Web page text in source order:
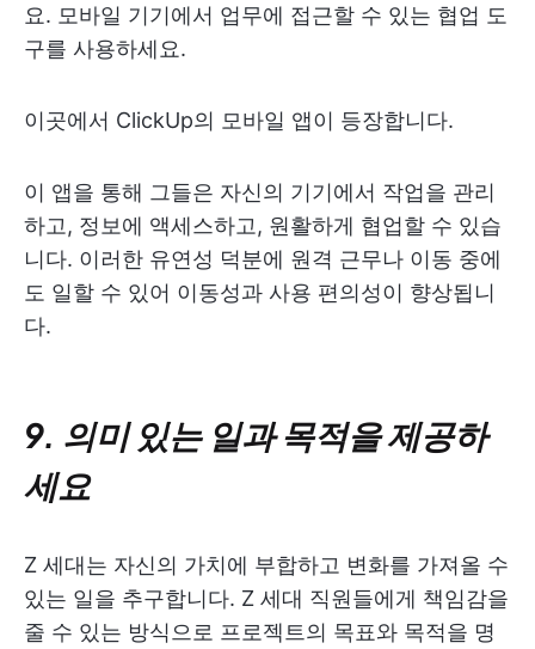
요. 모바일 기기에서 업무에 접근할 수 있는 협업 도
구를 사용하세요.
이곳에서 ClickUp의 모바일 앱이 등장합니다.
이 앱을 통해 그들은 자신의 기기에서 작업을 관리
하고, 정보에 액세스하고, 원활하게 협업할 수 있습
니다. 이러한 유연성 덕분에 원격 근무나 이동 중에
도 일할 수 있어 이동성과 사용 편의성이 향상됩니
다.
9. 의미 있는 일과 목적을 제공하
세요
Z 세대는 자신의 가치에 부합하고 변화를 가져올 수
있는 일을 추구합니다. Z 세대 직원들에게 책임감을
줄 수 있는 방식으로 프로젝트의 목표와 목적을 명